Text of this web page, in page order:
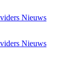
Nieuws
Nieuws